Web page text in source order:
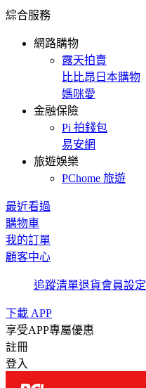
綜合服務
網路購物
露天拍賣
比比昂日本購物
媽咪愛
金融保險
Pi 拍錢包
易安網
旅遊娛樂
PChome 旅遊
最近看過
購物車
我的訂單
顧客中心
追蹤清單退貨會員設定
下載 APP
享受APP專屬優惠
註冊
登入